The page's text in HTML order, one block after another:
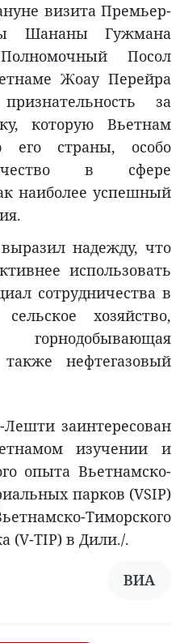
визита Премьер-
Шананы Гужмана
Посол
Жоау Перейра
за
которую Вьетнам
его страны, особо
в сфере
наиболее успешный
надежду, что
использовать
сотрудничества в
хозяйство,
нефтегазовый
заинтересован
изучении и
опыта Вьетнамско-
парков (VSIP)
Тиморского
(V-TIP) в Дили./.
ВИA